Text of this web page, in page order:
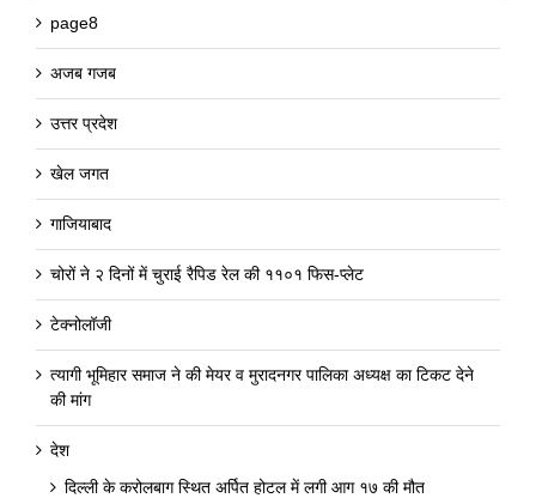
page8
अजब गजब
उत्तर प्रदेश
खेल जगत
गाजियाबाद
चोरों ने २ दिनों में चुराई रैपिड रेल की ११०१ फिस-प्लेट
टेक्नोलॉजी
त्यागी भूमिहार समाज ने की मेयर व मुरादनगर पालिका अध्यक्ष का टिकट देने
की मांग
देश
दिल्ली के करोलबाग स्थित अर्पित होटल में लगी आग १७ की मौत